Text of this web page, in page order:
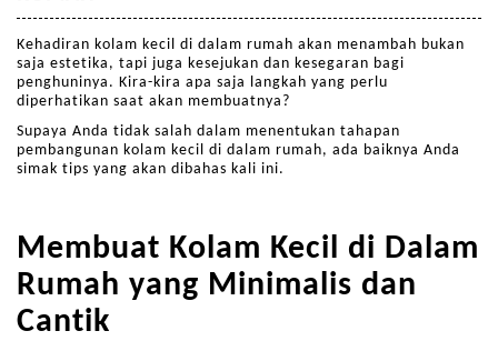
Kehadiran kolam kecil di dalam rumah akan menambah bukan
saja estetika, tapi juga kesejukan dan kesegaran bagi
penghuninya. Kira-kira apa saja langkah yang perlu
diperhatikan saat akan membuatnya?
Supaya Anda tidak salah dalam menentukan tahapan
pembangunan kolam kecil di dalam rumah, ada baiknya Anda
simak tips yang akan dibahas kali ini.
Membuat Kolam Kecil di Dalam
Rumah yang Minimalis dan
Cantik